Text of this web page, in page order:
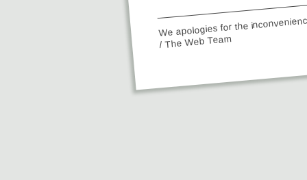
We apologies for the
/ The Web Team